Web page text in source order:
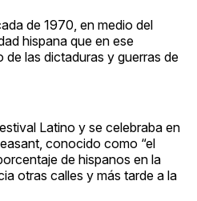
de 1970, en medio del
hispana que en ese
las dictaduras y guerras de
Latino y se celebraba en
conocido como “el
de hispanos en la
otras calles y más tarde a la